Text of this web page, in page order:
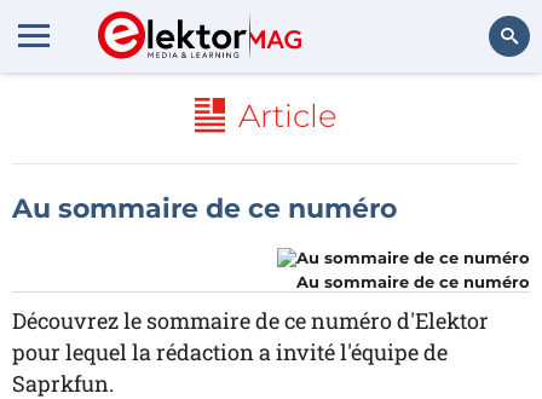
Article
Au sommaire de ce numéro
Au sommaire de ce numéro
Découvrez le sommaire de ce numéro d'Elektor
pour lequel la rédaction a invité l'équipe de
Saprkfun.